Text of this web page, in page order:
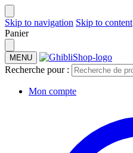
Skip to navigation Skip to content
Panier
MENU
Recherche pour :
Mon compte